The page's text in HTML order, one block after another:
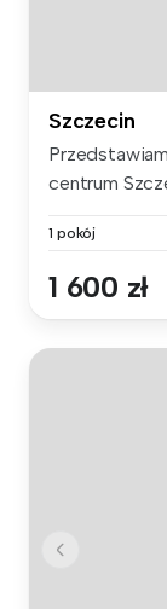
Szczecin
centrum
1 pokój
1 600 zł